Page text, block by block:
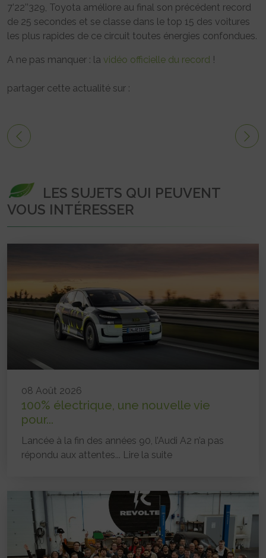
7’22’’329, Toyota améliore au final son précédent record
de 25 secondes et se classe dans le top 15 des voitures
les plus rapides de ce circuit toutes énergies confondues.
A ne pas manquer : la vidéo officielle du record !
partager cette actualité sur :
LES SUJETS QUI PEUVENT
VOUS INTÉRESSER
08 Août 2026
100% électrique, une nouvelle vie
pour...
Lancée à la fin des années 90, l’Audi A2 n’a pas
répondu aux attentes... Lire la suite